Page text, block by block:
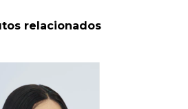
relacionados